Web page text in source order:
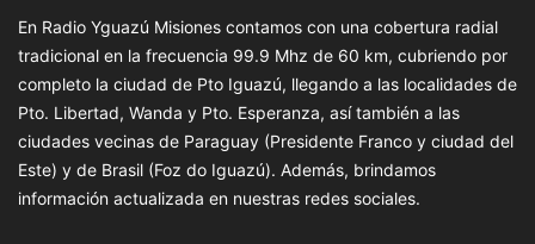
En Radio Yguazú Misiones contamos con una cobertura radial
tradicional en la frecuencia 99.9 Mhz de 60 km, cubriendo por
completo la ciudad de Pto Iguazú, llegando a las localidades de
Pto. Libertad, Wanda y Pto. Esperanza, así también a las
ciudades vecinas de Paraguay (Presidente Franco y ciudad del
Este) y de Brasil (Foz do Iguazú). Además, brindamos
información actualizada en nuestras redes sociales.